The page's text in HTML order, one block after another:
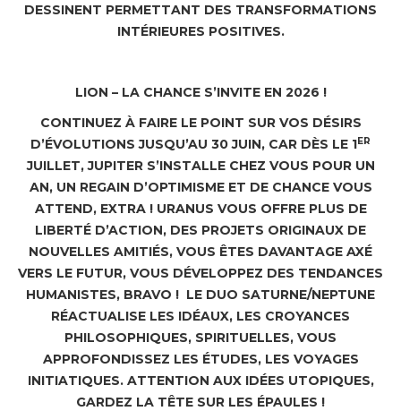
DESSINENT PERMETTANT DES TRANSFORMATIONS
INTÉRIEURES POSITIVES.
LION – LA CHANCE S’INVITE EN 2026 !
CONTINUEZ À FAIRE LE POINT SUR VOS DÉSIRS
D’ÉVOLUTIONS JUSQU’AU 30 JUIN, CAR DÈS LE 1ER
JUILLET, JUPITER S’INSTALLE CHEZ VOUS POUR UN
AN, UN REGAIN D’OPTIMISME ET DE CHANCE VOUS
ATTEND, EXTRA ! URANUS VOUS OFFRE PLUS DE
LIBERTÉ D’ACTION, DES PROJETS ORIGINAUX DE
NOUVELLES AMITIÉS, VOUS ÊTES DAVANTAGE AXÉ
VERS LE FUTUR, VOUS DÉVELOPPEZ DES TENDANCES
HUMANISTES, BRAVO ! LE DUO SATURNE/NEPTUNE
RÉACTUALISE LES IDÉAUX, LES CROYANCES
PHILOSOPHIQUES, SPIRITUELLES, VOUS
APPROFONDISSEZ LES ÉTUDES, LES VOYAGES
INITIATIQUES. ATTENTION AUX IDÉES UTOPIQUES,
GARDEZ LA TÊTE SUR LES ÉPAULES !